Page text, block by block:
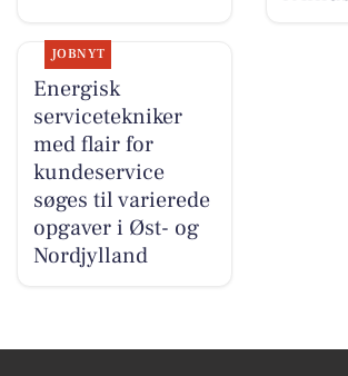
JOBNYT
Energisk
servicetekniker
med flair for
kundeservice
søges til varierede
opgaver i Øst- og
Nordjylland